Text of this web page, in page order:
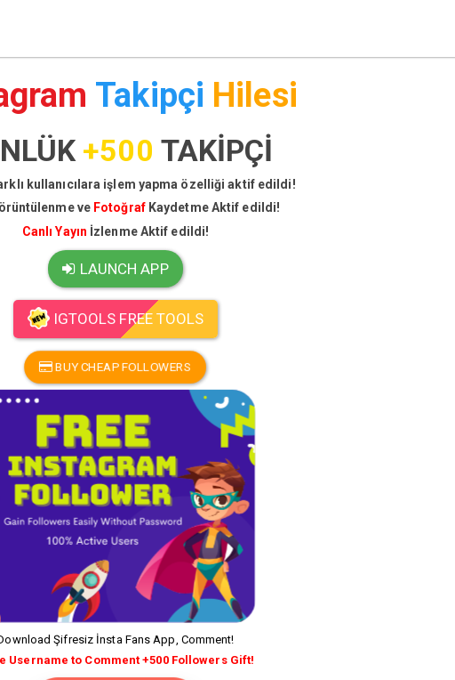
Takipçi Hilesi
+500 TAKİPÇİ
kullanıcılara işlem yapma özelliği aktif edildi!
ve Fotoğraf Kaydetme Aktif edildi!
Canlı Yayın İzlenme Aktif edildi!
LAUNCH APP
IGTOOLS FREE TOOLS
BUY CHEAP FOLLOWERS
Şifresiz İnsta Fans App, Comment!
Username to Comment +500 Followers Gift!